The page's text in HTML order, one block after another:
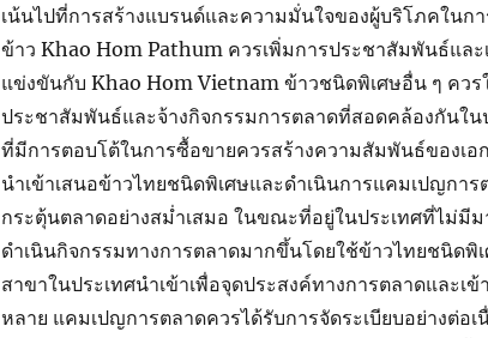
เน้นไปที่การสร้างแบรนด์และความมั่นใจของผู้บริโภคในก
ข้าว Khao Hom Pathum ควรเพิ่มการประชาสัมพันธ์และ
แข่งขันกับ Khao Hom Vietnam ข้าวชนิดพิเศษอื่น ๆ คว
ประชาสัมพันธ์และจ้างกิจกรรมการตลาดที่สอดคล้องกันใน
ที่มีการตอบโต้ในการซื้อขายควรสร้างความสัมพันธ์ของเอ
นำเข้าเสนอข้าวไทยชนิดพิเศษและดำเนินการแคมเปญการ
กระตุ้นตลาดอย่างสม่ำเสมอ ในขณะที่อยู่ในประเทศที่ไม่มี
ดำเนินกิจกรรมทางการตลาดมากขึ้นโดยใช้ข้าวไทยชนิดพิ
สาขาในประเทศนำเข้าเพื่อจุดประสงค์ทางการตลาดและเ
หลาย แคมเปญการตลาดควรได้รับการจัดระเบียบอย่างต่อเ